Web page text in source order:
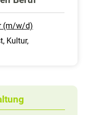
(m/w/d)
Kultur,